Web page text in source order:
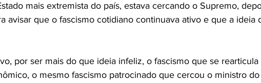
mais extremista do país, estava cercando o Supremo,
avisar que o fascismo cotidiano continuava ativo e que a ideia
por ser mais do que ideia infeliz, o fascismo que se rearticula
o mesmo fascismo patrocinado que cercou o ministro do